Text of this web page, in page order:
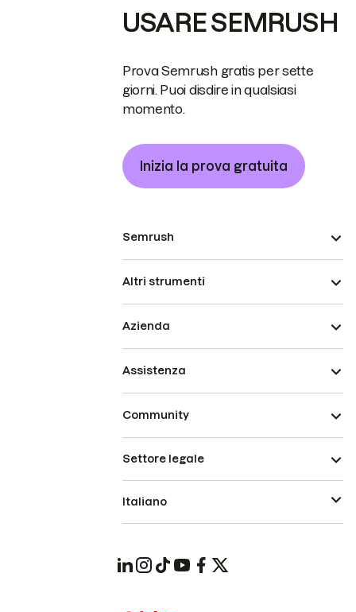
USARE SEMRUSH
Prova Semrush gratis per sette
giorni. Puoi disdire in qualsiasi
momento.
Inizia la prova gratuita
Semrush
Altri strumenti
Azienda
Assistenza
Community
Settore legale
Italiano